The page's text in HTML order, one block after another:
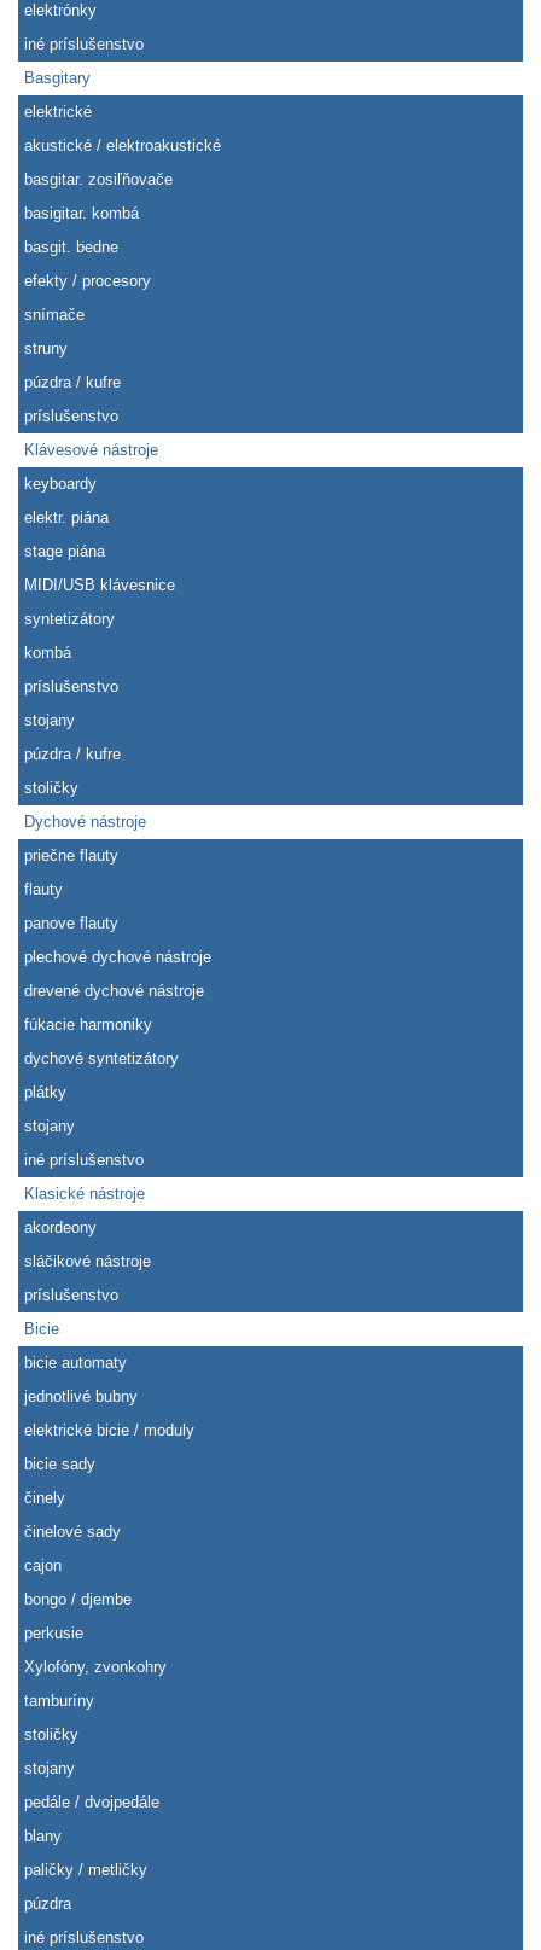
elektrónky
iné príslušenstvo
Basgitary
elektrické
akustické / elektroakustické
basgitar. zosiľňovače
basigitar. kombá
basgit. bedne
efekty / procesory
snímače
struny
púzdra / kufre
príslušenstvo
Klávesové nástroje
keyboardy
elektr. piána
stage piána
MIDI/USB klávesnice
syntetizátory
kombá
príslušenstvo
stojany
púzdra / kufre
stoličky
Dychové nástroje
priečne flauty
flauty
panove flauty
plechové dychové nástroje
drevené dychové nástroje
fúkacie harmoniky
dychové syntetizátory
plátky
stojany
iné príslušenstvo
Klasické nástroje
akordeony
sláčikové nástroje
príslušenstvo
Bicie
bicie automaty
jednotlivé bubny
elektrické bicie / moduly
bicie sady
činely
činelové sady
cajon
bongo / djembe
perkusie
Xylofóny, zvonkohry
tamburíny
stoličky
stojany
pedále / dvojpedále
blany
paličky / metličky
púzdra
iné príslušenstvo